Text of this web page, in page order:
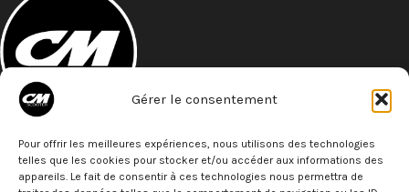
Gérer le consentement
Pour offrir les meilleures expériences, nous utilisons des technologies
telles que les cookies pour stocker et/ou accéder aux informations des
appareils. Le fait de consentir à ces technologies nous permettra de
27 Bld de Strasbourg
34000 - Montpellier